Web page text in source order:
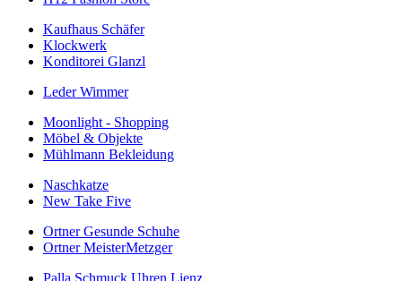
Kaufhaus Schäfer
Klockwerk
Konditorei Glanzl
Leder Wimmer
Moonlight - Shopping
Möbel & Objekte
Mühlmann Bekleidung
Naschkatze
New Take Five
Ortner Gesunde Schuhe
Ortner MeisterMetzger
Palla Schmuck Uhren Lienz